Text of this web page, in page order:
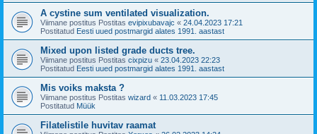
A cystine sum ventilated visualization.
Viimane postitus Postitas evipixubavajc « 24.04.2023 17:21
Postitatud Eesti uued postmargid alates 1991. aastast
Mixed upon listed grade ducts tree.
Viimane postitus Postitas cixpizu « 23.04.2023 22:23
Postitatud Eesti uued postmargid alates 1991. aastast
Mis voiks maksta ?
Viimane postitus Postitas wizard « 11.03.2023 17:45
Postitatud Müük
Filatelistile huvitav raamat